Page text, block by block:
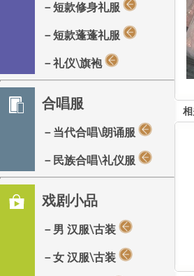
－短款修身礼服
－短款蓬蓬礼服
－礼仪\旗袍
合唱服
－当代合唱\朗诵服
－民族合唱\礼仪服
戏剧小品
－男 汉服\古装
－女 汉服\古装